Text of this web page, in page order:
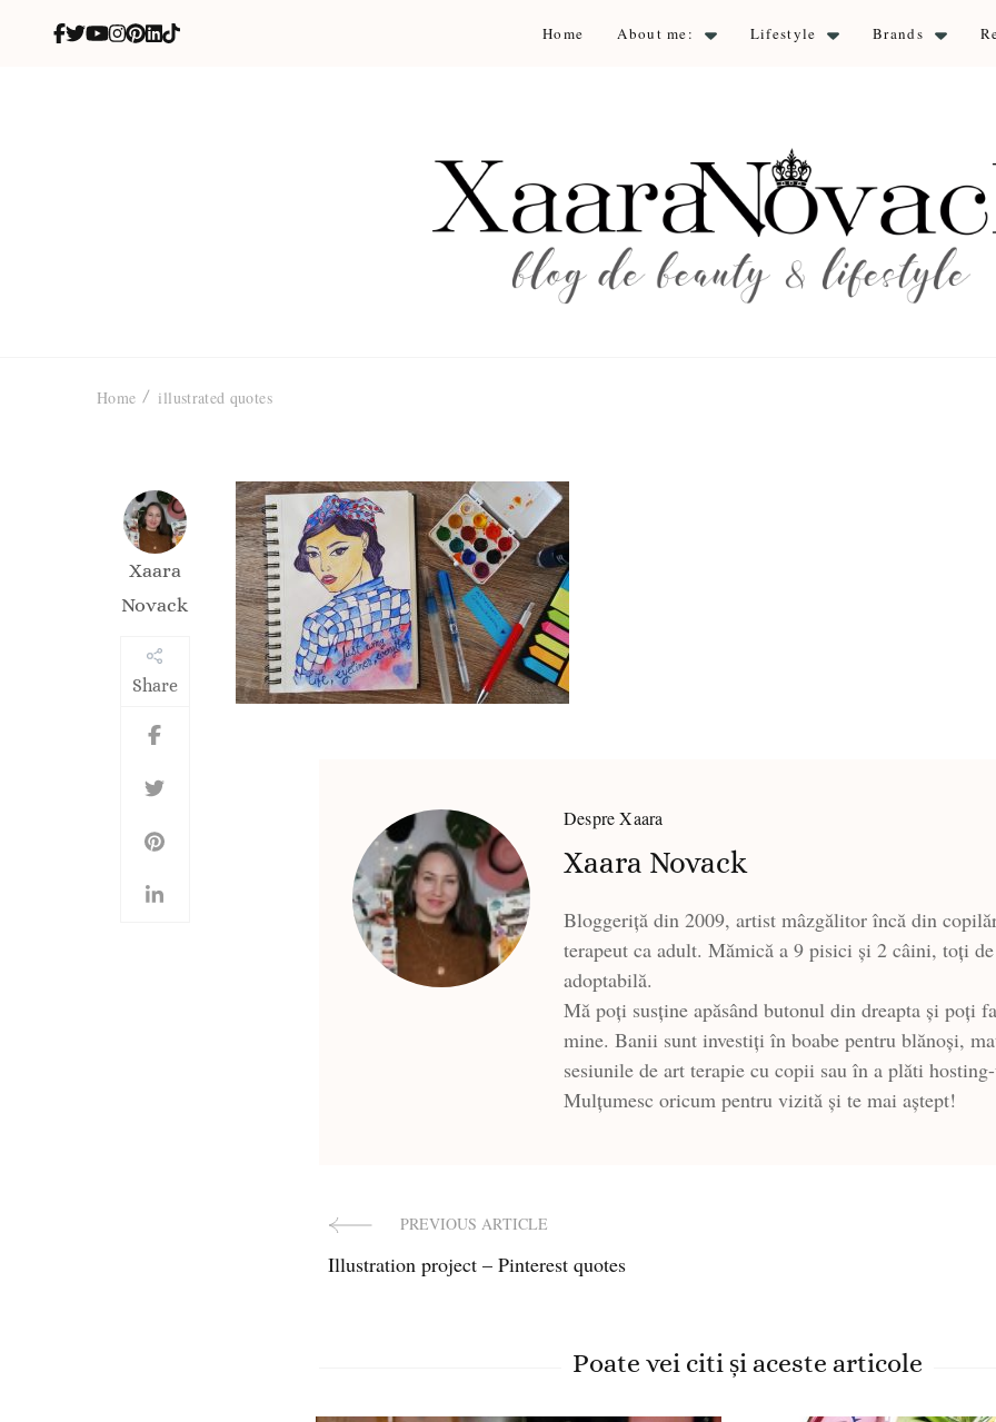
Home About me: Lifestyle Brands
Home illustrated quotes
Xaara
Novack
Share
Despre Xaara
Xaara Novack
Bloggeriță din 2009, artist mâzgălitor încă din
terapeut ca adult. Mămică a 9 pisici și 2 câini, toți
adoptabilă.
Mă poți susține apăsând butonul din dreapta și poți
mine. Banii sunt investiți în boabe pentru blănoși,
sesiunile de art terapie cu copii sau în a plăti
Mulțumesc oricum pentru vizită și te mai aștept!
PostPREVIOUS ARTICLE
Illustration project – Pinterest quotes
Poate vei citi și aceste articole